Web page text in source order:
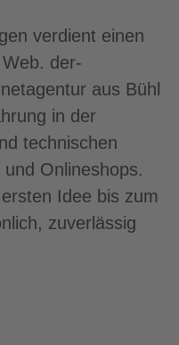
verdient einen
der-
aus Bühl
in der
technischen
Onlineshops.
Idee bis zum
zuverlässig